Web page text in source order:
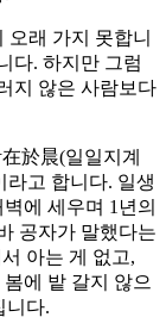
래 가지 못합니
다. 하지만 그럼
지 않은 사람보다
於晨(일일지계
고 합니다. 일생
에 세우며 1년의
공자가 말했다는
아는 게 없고,
에 밭 갈지 않으
니다.